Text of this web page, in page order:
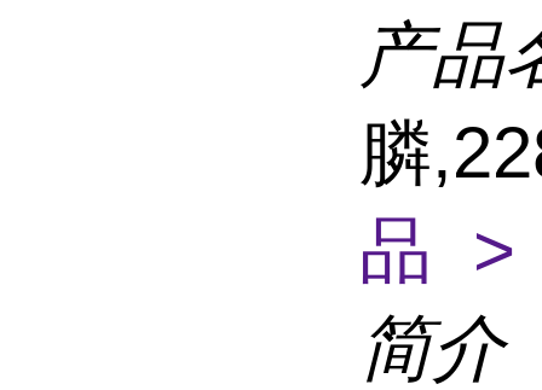
产品
膦
品 >
简介